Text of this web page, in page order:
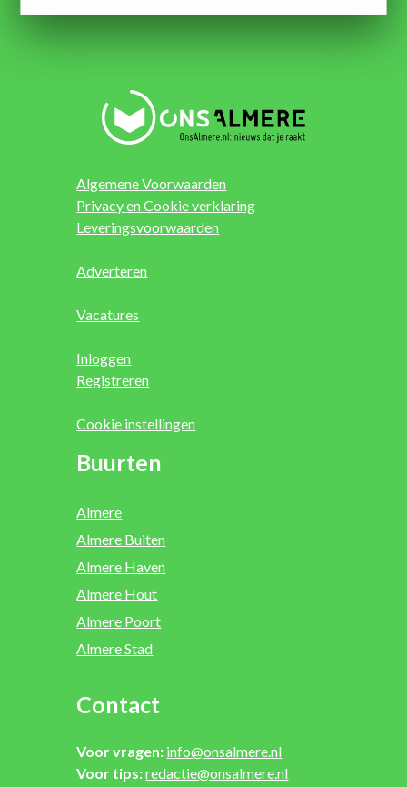
Algemene Voorwaarden
Privacy en Cookie verklaring
Leveringsvoorwaarden
Adverteren
Vacatures
Inloggen
Registreren
Cookie instellingen
Buurten
Almere
Almere Buiten
Almere Haven
Almere Hout
Almere Poort
Almere Stad
Contact
Voor vragen: info@onsalmere.nl
Voor tips:redactie@onsalmere.nl